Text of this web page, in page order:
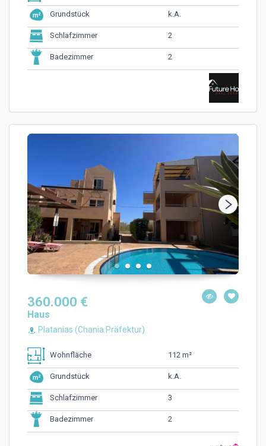
Grundstück k.A.
Schlafzimmer 2
Badezimmer 2
360.000 €
Haus
Platanias (Chania Präfektur)
Wohnfläche 112 m²
Grundstück k.A.
Schlafzimmer 3
Badezimmer 2